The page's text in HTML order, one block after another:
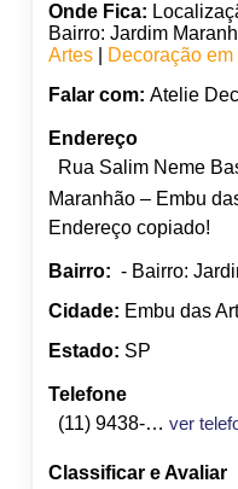
Onde Fica:
Bairro: Jardim
Artes|
Decoração em
Falar com: Atelie
Endereço
Rua Salim Neme
Maranhão – Embu
Endereço copiado!
Bairro: - Bairro:
Cidade: Embu das
Estado: SP
Telefone
(11) 9438-6936
ver
Classificar e Avaliar